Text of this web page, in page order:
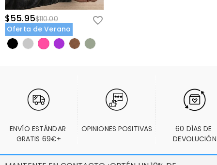
$55.95$110.00
Oferta de Verano
ENVÍO ESTÁNDAR
GRATIS 69€+
OPINIONES POSITIVAS
60 DÍAS DE
DEVOLUCIÓN